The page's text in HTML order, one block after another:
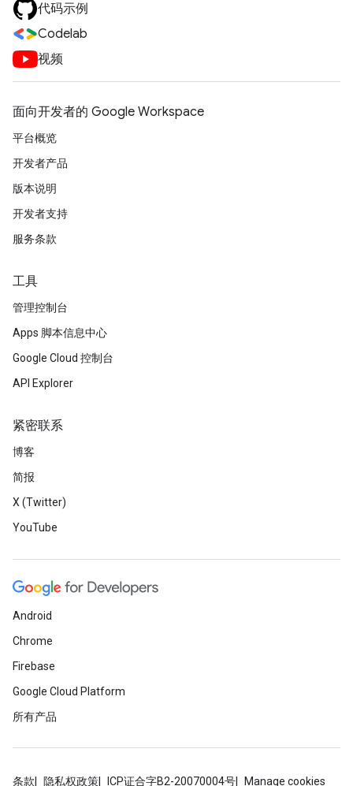
代码示例
Codelab
视频
面向开发者的 Google Workspace
平台概览
开发者产品
版本说明
开发者支持
服务条款
工具
管理控制台
Apps 脚本信息中心
Google Cloud 控制台
API Explorer
紧密联系
博客
简报
X (Twitter)
YouTube
Android
Chrome
Firebase
Google Cloud Platform
所有产品
条款 隐私权政策 ICP证合字B2-20070004号 Manage cookies